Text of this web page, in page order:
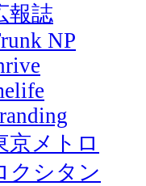
報誌
NP
京メトロ
クシタン